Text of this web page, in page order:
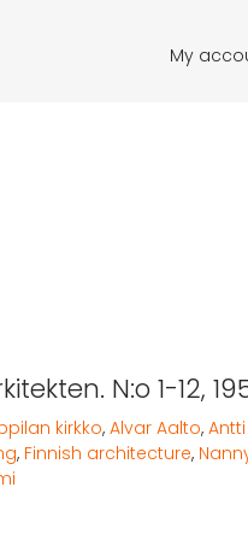
My
N:o 1-12,
kirkko, Alvar Aalto,
, Finnish architecture,